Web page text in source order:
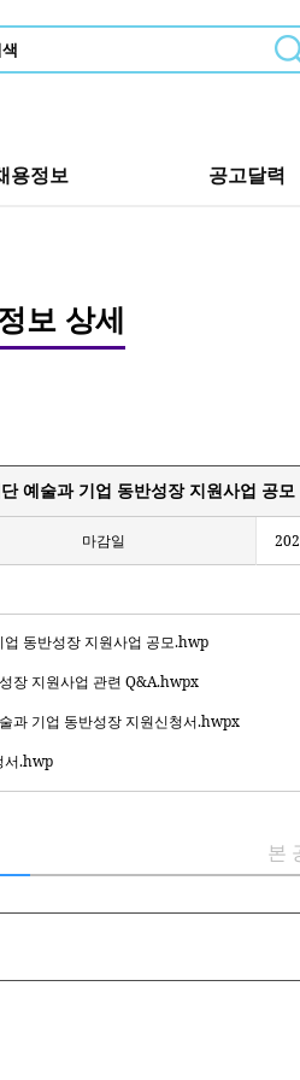
용정보 공고달력
보 상세
예술과 기업 동반성장 지원사업 공모
마감일
동반성장 지원사업 공모.hwp
장 지원사업 관련 Q&A.hwpx
과 기업 동반성장 지원신청서.hwpx
서.hwp
본